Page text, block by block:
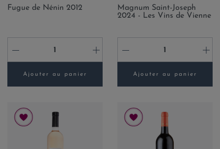
Fugue de Nénin 2012
- +
Ajouter au panier
Magnum Saint-Joseph
2024 - Les Vins de Vienne
- +
Ajouter au panier